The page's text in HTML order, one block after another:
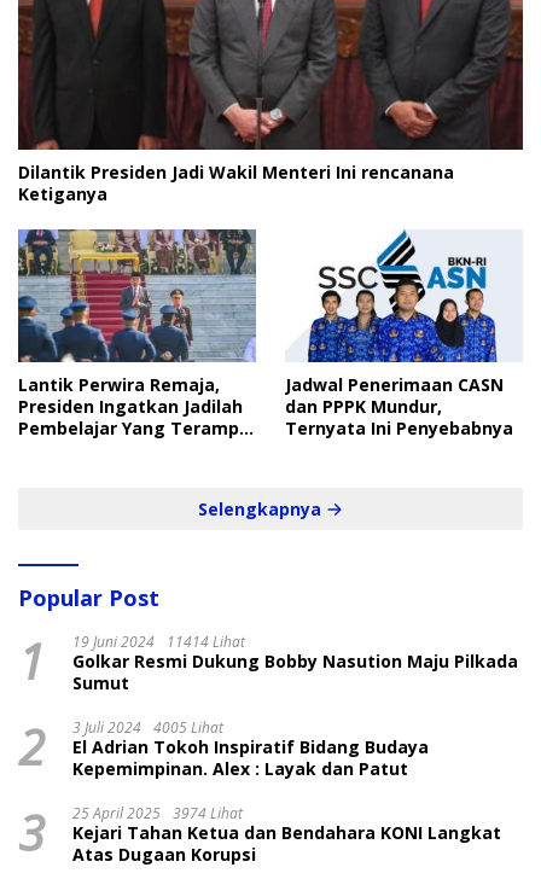
Dilantik Presiden Jadi Wakil Menteri Ini rencanana
Ketiganya
Lantik Perwira Remaja,
Presiden Ingatkan Jadilah
Pembelajar Yang Terampil
Jadwal Penerimaan CASN
dan PPPK Mundur,
Ternyata Ini Penyebabnya
Selengkapnya
Popular Post
1 19 Juni 2024 11414 Lihat
Golkar Resmi Dukung Bobby Nasution Maju Pilkada
Sumut
2 3 Juli 2024 4005 Lihat
El Adrian Tokoh Inspiratif Bidang Budaya
Kepemimpinan. Alex : Layak dan Patut
3 25 April 2025 3974 Lihat
Kejari Tahan Ketua dan Bendahara KONI Langkat
Atas Dugaan Korupsi